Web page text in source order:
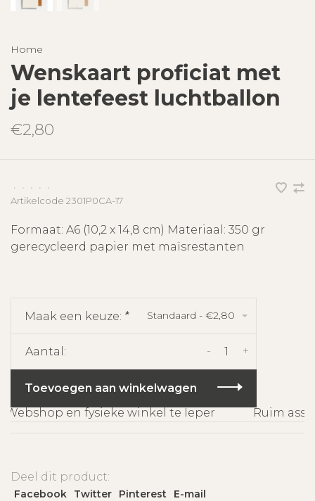
Home
Wenskaart proficiat met
je lentefeest luchtballon
€2,80
• • • •
•
Artikelcode 2301P0CA-17
Formaat: A6 (10,2 x 14,8 cm) Materiaal: 350 gr
gerecycleerd papier met maïsrestanten
Maak een keuze: * Standaard - €2,80
Aantal: +
-
Toevoegen aan winkelwagen
en fysieke winkel te Ieper
Ruim
Deel dit product:
Facebook Twitter Pinterest E-mail